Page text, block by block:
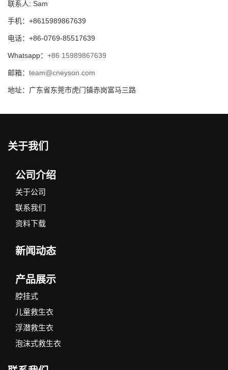
联系人: Sam
手机：+8615989867639
电话：+86-0769-85517639
Whatsapp： +86 15989867639
邮箱： team@cneyson.com
地址：广东省东莞市虎门镇赤岗富马三路
关于我们
公司介绍
关于公司
联系我们
资料下载
新闻动态
产品展示
脖挂式
儿童救生衣
浮潜救生衣
泡沫式救生衣